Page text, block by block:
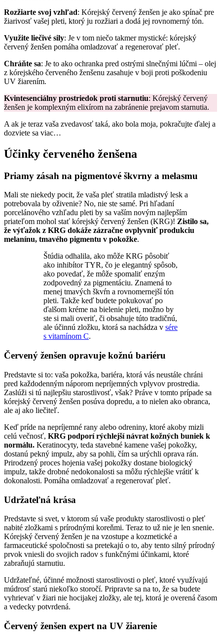
Rozžiarte svoj vzhľad: Kórejský červený ženšen je ako spínač pre
žiarivosť vašej pleti, ktorý ju rozžiari a dodá jej rovnomerný tón.
Využite liečivé sily: Je v tom niečo takmer mystické: kórejský
červený ženšen pomáha omladzovať a regenerovať pleť.
Chráňte sa: Je to ako ochranka pred ostrými slnečnými lúčmi – olej
z kórejského červeného ženšenu zasahuje v boji proti poškodeniu
UV žiarením.
Kvintesenciálny prostriedok proti starnutiu: Kórejský červený
ženšen je komplexným elixírom na zabránenie prejavom starnutia.
A ak je teraz vaša zvedavosť taká, ako bola moja, pokračujte ďalej a
dozviete sa viac…
Účinky červeného ženšena
Priamy zásah na pigmentové škvrny a melasmu
Mali ste niekedy pocit, že vaša pleť stratila mladistvý lesk a
potrebovala by oživenie? No, nie ste samé. Pri hľadaní
porcelánového vzhľadu pleti by sa vaším novým najlepším
priateľom mohol stať kórejský červený ženšen (KRG)! Zistilo sa,
že výťažok z KRG dokáže zázračne ovplyvniť produkciu
melanínu, tmavého pigmentu v pokožke.
Štúdia odhalila, ako môže KRG pôsobiť
ako inhibítor TYR, čo je elegantný spôsob,
ako povedať, že môže spomaliť enzým
zodpovedný za pigmentáciu. Znamená to
menej tmavých škvŕn a rovnomernejší tón
pleti. Takže keď budete pokukovať po
ďalšom kréme na bielenie pleti, možno by
ste si mali overiť, či obsahuje túto tradičnú,
ale účinnú zložku, ktorá sa nachádza v sére
s vitamínom C.
Červený ženšen opravuje kožnú bariéru
Predstavte si to: vaša pokožka, bariéra, ktorá vás neustále chráni
pred každodenným náporom nepríjemných vplyvov prostredia.
Zaslúži si tú najlepšiu starostlivosť, však? Práve v tomto prípade sa
kórejský červený ženšen posúva dopredu, a to nielen ako obranca,
ale aj ako liečiteľ.
Keď príde na nepríjemné rany alebo odreniny, ktoré akoby mizli
celú večnosť, KRG podporí rýchlejší návrat kožných buniek k
normálu. Keratinocyty, teda stavebné kamene vašej pokožky,
dostanú pekný impulz, aby sa pohli, čím sa urýchli oprava rán.
Prirodzený proces hojenia vašej pokožky dostane biologický
impulz, takže drobné nedokonalosti sa môžu rýchlejšie vrátiť k
dokonalosti. Pomáha omladzovať a regenerovať pleť.
Udržateľná krása
Predstavte si svet, v ktorom sú vaše produkty starostlivosti o pleť
nabité zložkami s prírodnými koreňmi. Teraz to už nie je len snenie.
Kórejský červený ženšen je na vzostupe a kozmetické a
farmaceutické spoločnosti sa pretekajú o to, aby tento silný prírodný
prvok vniesli do svojich radov s funkčnými účinkami, ktoré
zabraňujú starnutiu.
Udržateľné, účinné možnosti starostlivosti o pleť, ktoré využívajú
múdrosť starú niekoľko storočí. Pripravte sa na to, že sa budete
vyhrievať v žiari nie hocijakej zložky, ale tej, ktorá je overená časom
a vedecky potvrdená.
Červený ženšen expert na UV žiarenie